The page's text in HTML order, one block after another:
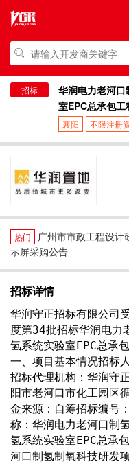
招标
华润电力老河
室EPC总承包工
襄阳 不限注册
热门
广州市市政工程设计
示屏采购公告
招标详情
华润守正招标有限公司
度第34批招标华润电力
氢系统实验室EPC总承
一、项目基本情况招标
招标代理机构：华润守
阳市老河口市化工园区
金来源：自筹招标编号
称：华润电力老河口制
氢系统实验室EPC总承
河口制氢制氧科技研发